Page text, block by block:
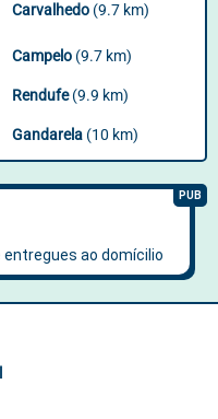
Carvalhedo (9.7 km)
Campelo (9.7 km)
Rendufe(9.9 km)
Gandarela (10 km)